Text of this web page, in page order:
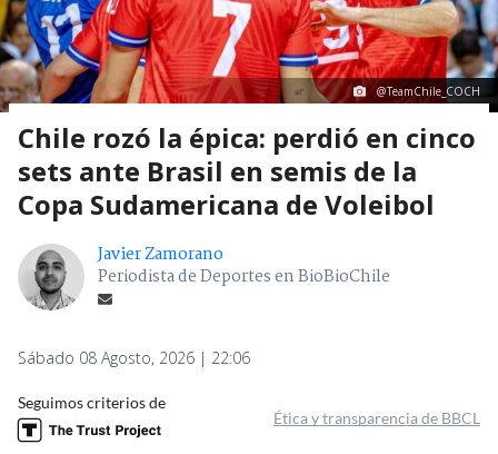
@TeamChile_COCH
Chile rozó la épica: perdió en cinco
sets ante Brasil en semis de la
Copa Sudamericana de Voleibol
Javier Zamorano
Periodista de Deportes en BioBioChile
Sábado 08 Agosto, 2026 | 22:06
Seguimos criterios de
Ética y transparencia de BBCL